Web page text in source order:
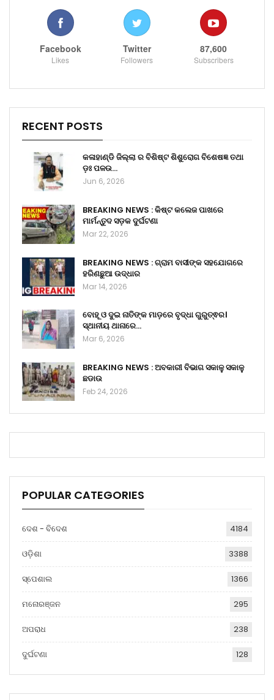
Facebook
Likes
Twitter
Followers
87,600
Subscribers
RECENT POSTS
କଳାହାଣ୍ଡି ଜିଲ୍ଲା ର ବିଶିଷ୍ଟ ଶିଶୁରୋଗ ବିଶେଷଜ୍ଞ ତଥା
ଡ଼ଃ ପଳଉ…
Jun 6, 2026
BREAKING NEWS : କିଷ୍ଟ କଲେଜ ପାଖରେ
ମାର୍ମନ୍ତୁଦ ସଡ଼କ ଦୁର୍ଘଟଣା
Mar 22, 2026
BREAKING NEWS : ଗ୍ରାମ ବାସୀଙ୍କ ସହଯୋଗରେ
ହରିଣଛୁଆ ଉଦ୍ଧାର
Mar 14, 2026
ବୋହୂ ଓ ଦୁଇ ନାତିଙ୍କ ମାଡ଼ରେ ବୃଦ୍ଧା ଗୁରୁତ୍ଵର।
ସ୍ଥାନୀୟ ଥାନାରେ…
Mar 6, 2026
BREAKING NEWS : ଅବକାରୀ ବିଭାଗ ସକାଳୁ ସକାଳୁ
ଛଡାଉ
Feb 24, 2026
POPULAR CATEGORIES
ଦେଶ - ବିଦେଶ 4184
ଓଡ଼ିଶା 3388
ସ୍ପେଶାଲ 1366
ମନୋରଞ୍ଜନ 295
ଅପରାଧ 238
ଦୁର୍ଘଟଣା 128